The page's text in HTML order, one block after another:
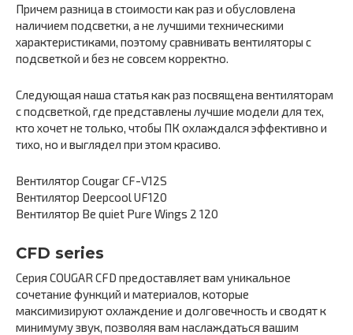
Причем разница в стоимости как раз и обусловлена
наличием подсветки, а не лучшими техническими
характеристиками, поэтому сравнивать вентиляторы с
подсветкой и без не совсем корректно.
Следующая наша статья как раз посвящена вентиляторам
с подсветкой, где представлены лучшие модели для тех,
кто хочет не только, чтобы ПК охлаждался эффективно и
тихо, но и выглядел при этом красиво.
Вентилятор Cougar CF-V12S
Вентилятор Deepcool UF120
Вентилятор Be quiet Pure Wings 2 120
CFD series
Серия COUGAR CFD предоставляет вам уникальное
сочетание функций и материалов, которые
максимизируют охлаждение и долговечность и сводят к
минимуму звук, позволяя вам наслаждаться вашим